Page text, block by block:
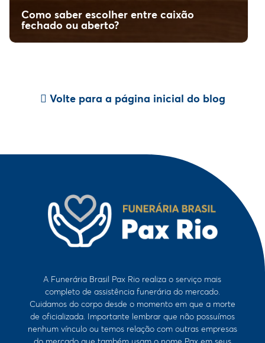
Como saber escolher entre caixão
fechado ou aberto?
Volte para a página inicial do blog
A Funerária Brasil Pax Rio realiza o serviço mais
completo de assistência funerária do mercado.
Cuidamos do corpo desde o momento em que a morte
de oficializada. Importante lembrar que não possuímos
nenhum vínculo ou temos relação com outras empresas